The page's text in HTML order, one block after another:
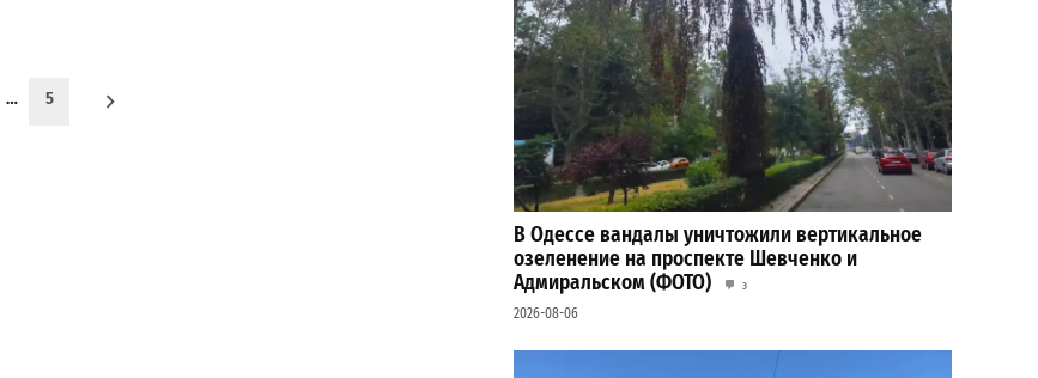
… 5
В Одессе вандалы уничтожили вертикальное
озеленение на проспекте Шевченко и
Адмиральском (ФОТО)
3
2026-08-06